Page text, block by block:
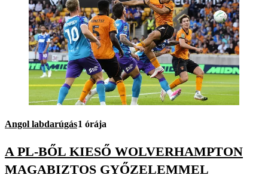
Angol labdarúgás1 órája
A PL-BŐL KIESŐ WOLVERHAMPTON
MAGABIZTOS GYŐZELEMMEL